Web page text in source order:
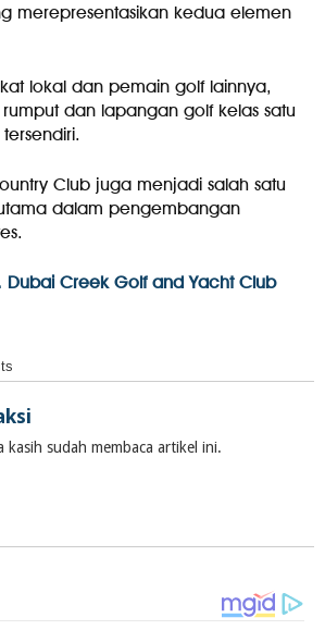
merepresentasikan kedua elemen
lokal dan pemain golf lainnya,
dan lapangan golf kelas satu
Club juga menjadi salah satu
dalam pengembangan
Dubai Creek Golf and Yacht Club
kasih sudah membaca artikel ini.